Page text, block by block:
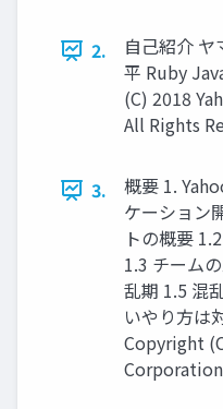
2.
自己紹介
平 Ruby
(C) 2018
All Rights
3.
概要 1.
ケーション
トの概要
1.3 チーム
乱期 1.5 混
いやり方は
Copyright